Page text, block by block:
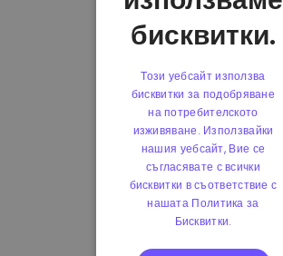
бисквитки.
Този уебсайт използва
бисквитки за подобряване
на потребителското
изживяване. Използвайки
нашия уебсайт, Вие се
съгласявате с всички
бисквитки в съответствие с
нашата Политика за
Бисквитки.